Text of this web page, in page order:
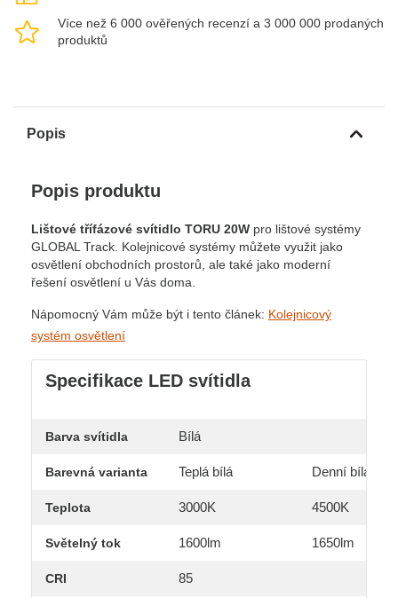
Více než 6 000 ověřených recenzí a 3 000 000 prodaných
produktů
Popis
Popis produktu
Lištové třífázové svítidlo TORU 20W pro lištové systémy
GLOBAL Track. Kolejnicové systémy můžete využit jako
osvětlení obchodních prostorů, ale také jako moderní
řešení osvětlení u Vás doma.
Nápomocný Vám může být i tento článek: Kolejnicový
systém osvětlení
Specifikace LED svítidla
Barva svítidla Bílá
Barevná varianta Teplá bílá Denní bílá
Teplota 3000K 4500K
Světelný tok 1600lm 1650lm
CRI 85